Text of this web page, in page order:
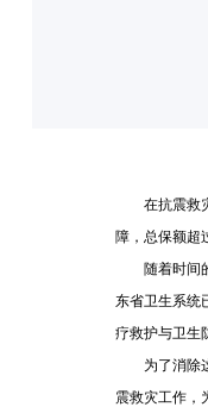
在抗震救
障，总保额超
随着时间
东省卫生系统
疗救护与卫生
为了消除
震救灾工作，